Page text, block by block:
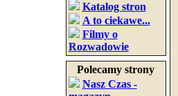
Katalog stron
A to ciekawe...
Filmy o
Rozwadowie
Polecamy strony
Nasz Czas -